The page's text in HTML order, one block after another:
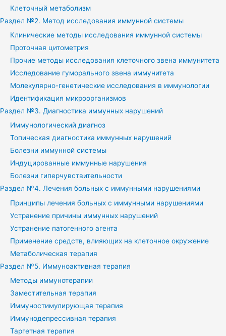
Клеточный метаболизм
Раздел №2. Метод исследования иммунной системы
Клинические методы исследования иммунной системы
Проточная цитометрия
Прочие методы исследования клеточного звена иммунитета
Исследование гуморального звена иммунитета
Молекулярно-генетические исследования в иммунологии
Идентификация микроорганизмов
Раздел №3. Диагностика иммунных нарушений
Иммунологический диагноз
Топическая диагностика иммунных нарушений
Болезни иммунной системы
Индуцированные иммунные нарушения
Болезни гиперчувствительности
Раздел №4. Лечения больных с иммунными нарушениями
Принципы лечения больных с иммунными нарушениями
Устранение причины иммунных нарушений
Устранение патогенного агента
Применение средств, влияющих на клеточное окружение
Метаболическая терапия
Раздел №5. Иммуноактивная терапия
Методы иммунотерапии
Заместительная терапия
Иммуностимулирующая терапия
Иммунодепрессивная терапия
Таргетная терапия